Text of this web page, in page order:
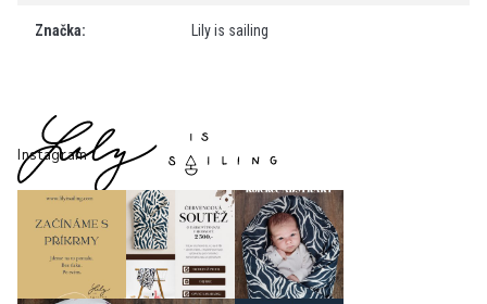
Značka: Lily is sailing
Instagram